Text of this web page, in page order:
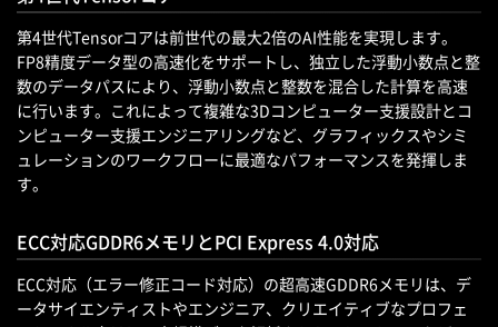
第4世代Tensorコアは前世代の最大2倍のAI性能を実現します。
FP8精度データ型の高速化をサポートし、独立した浮動小数点と整
数のデータパスにより、浮動小数点と整数を混合した計算を高速
に行います。これによって複雑な3Dコンピューター支援設計とコ
ンピューター支援エンジニアリングなど、グラフィックスやシミ
ュレーションのワークフローに最適なパフォーマンスを発揮しま
す。
ECC対応GDDR6メモリとPCI Express 4.0対応
ECC対応（エラー修正コード対応）の超高速GDDR6メモリは、デ
ータサイエンティストやエンジニア、クリエイティブなプロフェ